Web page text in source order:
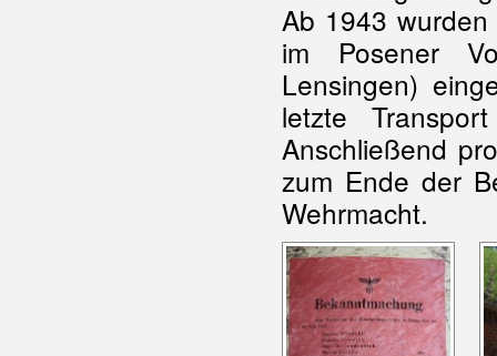
Ab 1943
im Posener
Lensingen)
letzte
Anschließend
zum Ende der
Wehrmacht.